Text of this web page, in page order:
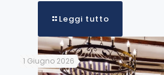
Leggi tutto
1 Giugno 2026